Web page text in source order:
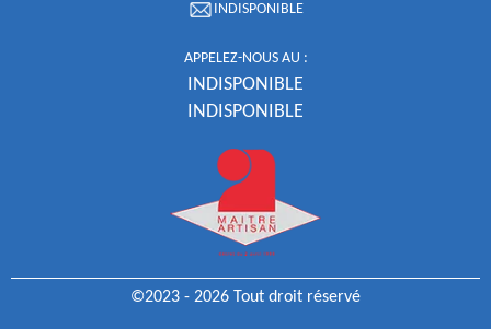
INDISPONIBLE
APPELEZ-NOUS AU :
INDISPONIBLE
INDISPONIBLE
©2023 - 2026 Tout droit réservé